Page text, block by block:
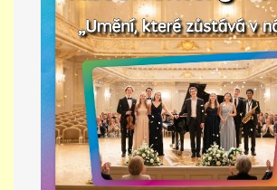
ZAMĚSTNÁNÍ
DOTACE
GDPR